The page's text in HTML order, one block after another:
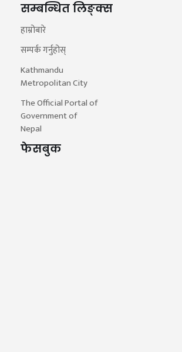
सम्बन्धित लिङ्क्स
हाम्रोबारे
सम्पर्क गर्नुहोस्
Kathmandu
Metropolitan City
The Official Portal of
Government of
Nepal
फेसबुक